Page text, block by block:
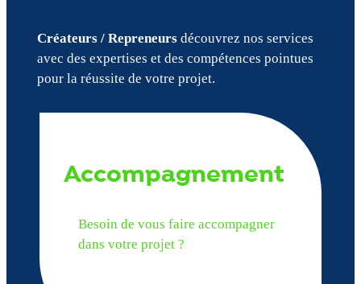
Créateurs / Repreneursdécouvrez nos services
avec des expertises et des compétences pointues
pour la réussite de votre projet.
Accompagnement
Besoin de vous faire accompagner
dans votre projet ?